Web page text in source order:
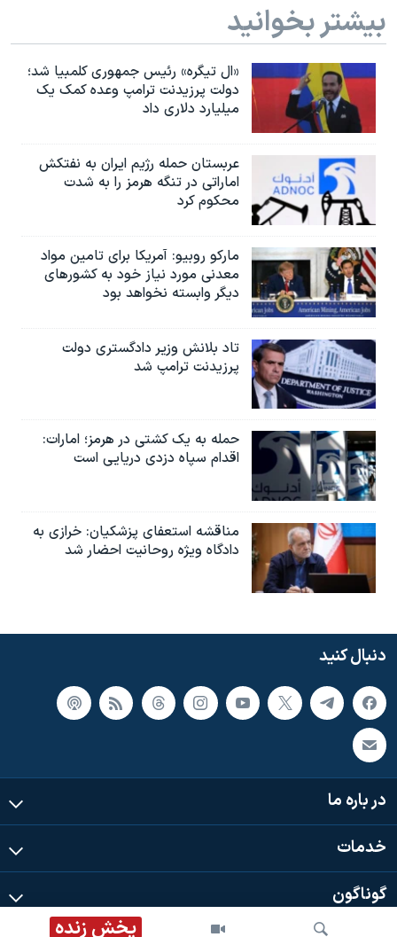
پخش زنده
بیشتر بخوانید
«ال تیگره» رئیس جمهوری کلمبیا شد؛
دولت پرزیدنت ترامپ وعده کمک یک
میلیارد دلاری داد
عربستان حمله رژیم ایران به نفتکش
اماراتی در تنگه هرمز را به‌ شدت
محکوم کرد
مارکو روبیو: آمریکا برای تامین مواد
معدنی مورد نیاز خود به کشورهای
دیگر وابسته نخواهد بود
تاد بلانش وزیر دادگستری دولت
پرزیدنت ترامپ شد
حمله به یک کشتی در هرمز؛ امارات:
اقدام سپاه دزدی دریایی است
مناقشه استعفای پزشکیان: خرازی به
دادگاه ویژه روحانیت احضار شد
دنبال کنید
در باره ما
خدمات
گوناگون